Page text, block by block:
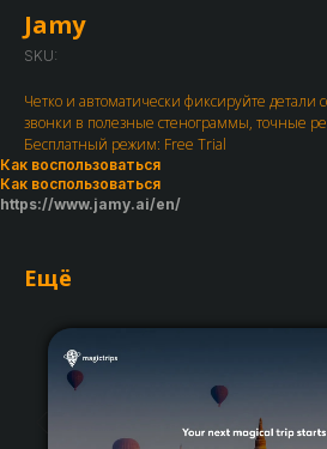
Jamy
SKU:
Четко и автоматически фиксируйте детали
звонки в полезные стенограммы, точные
Бесплатный режим: Free Trial
Как воспользоваться
Как воспользоваться
https://www.jamy.ai/en/
Ещё